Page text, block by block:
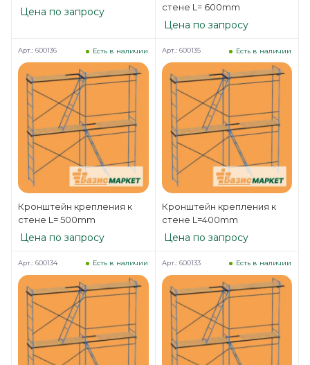
Цена по запросу
стене L= 600mm
Цена по запросу
Кронштейн крепления к
стене L= 500mm
Есть в наличии
Арт.: 600136
Цена по запросу
Кронштейн крепления к
стене L=400mm
Есть в наличии
Арт.: 600135
Цена по запросу
Есть в наличии
Арт.: 600134 Есть в наличии
Арт.: 600133